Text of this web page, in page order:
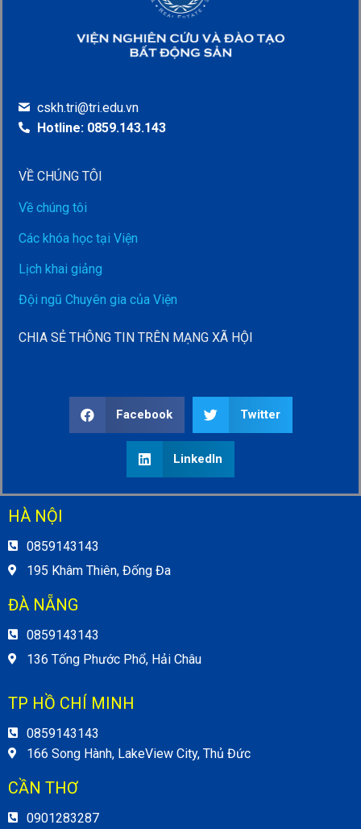
cskh.tri@tri.edu.vn
Hotline: 0859.143.143
VỀ CHÚNG TÔI
Về chúng tôi
Các khóa học tại Viện
Lịch khai giảng
Đội ngũ Chuyên gia của Viện
CHIA SẺ THÔNG TIN TRÊN MẠNG XÃ HỘI
Facebook Twitter
LinkedIn
HÀ NỘI
0859143143
195 Khâm Thiên, Đống Đa
ĐÀ NẴNG
0859143143
136 Tống Phước Phổ, Hải Châu
TP HỒ CHÍ MINH
0859143143
166 Song Hành, LakeView City, Thủ Đức
CẦN THƠ
0901283287